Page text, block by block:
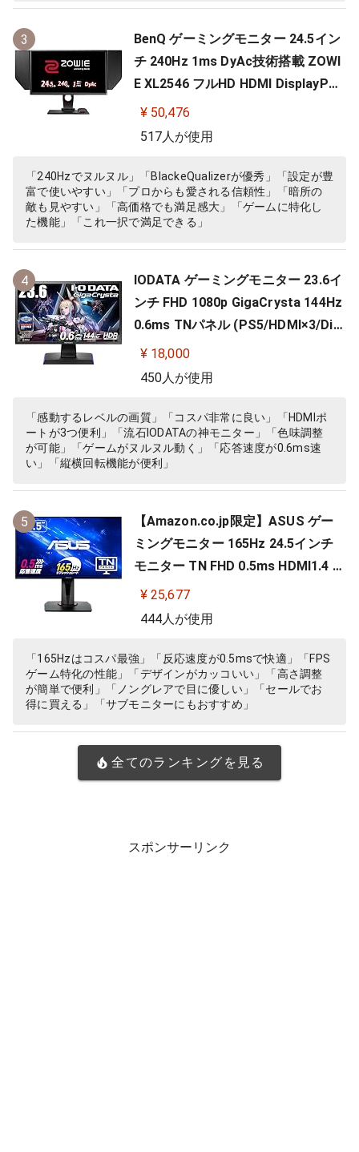
3
BenQ ゲーミングモニター 24.5イン
チ 240Hz 1ms DyAc技術搭載 ZOWI
E XL2546 フルHD HDMI DisplayPor
t DVI-DL搭載 FPS向き ディスプレイ
¥ 50,476
517人が使用
「240Hzでヌルヌル」「BlackeQualizerが優秀」「設定が豊
富で使いやすい」「プロからも愛される信頼性」「暗所の
敵も見やすい」「高価格でも満足感大」「ゲームに特化し
た機能」「これ一択で満足できる」
4
IODATA ゲーミングモニター 23.6イ
ンチ FHD 1080p GigaCrysta 144Hz
0.6ms TNパネル (PS5/HDMI×3/Dis
playPort/スピーカー付/高さ調整/縦
横回転) EX-LDGC242HTB
¥ 18,000
450人が使用
「感動するレベルの画質」「コスパ非常に良い」「HDMIポ
ートが3つ便利」「流石IODATAの神モニター」「色味調整
が可能」「ゲームがヌルヌル動く」「応答速度が0.6ms速
い」「縦横回転機能が便利」
5
【Amazon.co.jp限定】ASUS ゲー
ミングモニター 165Hz 24.5インチ
モニター TN FHD 0.5ms HDMI1.4 Di
splayPort1.2 DVI-D スピーカー 高
さ調整 縦横回転 VG258QR-J
¥ 25,677
444人が使用
「165Hzはコスパ最強」「反応速度が0.5msで快適」「FPS
ゲーム特化の性能」「デザインがカッコいい」「高さ調整
が簡単で便利」「ノングレアで目に優しい」「セールでお
得に買える」「サブモニターにもおすすめ」
全てのランキングを見る
スポンサーリンク